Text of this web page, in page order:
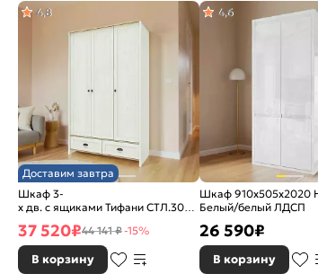
Доставим завтра
Шкаф 3-
х дв. с ящиками Тифани СТЛ.305.02 Дуб небраска/
4,8
37 520₽44 141 ₽-15%
В корзину
Шкаф 910x505x2020
Белый/белый ЛДСП
4,6
26 590₽
В корзину